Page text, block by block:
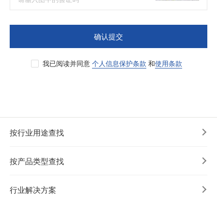
确认提交
我已阅读并同意 个人信息保护条款 和使用条款
按行业用途查找
按产品类型查找
行业解决方案